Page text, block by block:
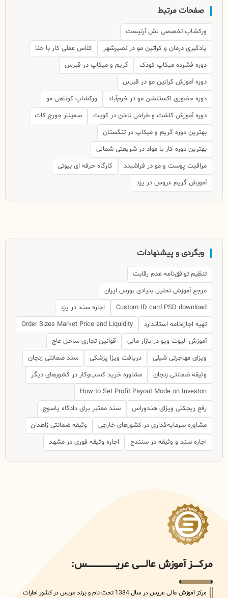
صفحات مرتبط
ورکشاپ تخصصی لش آرتیست
یادگیری درمان و کراتین مو در نصیرشهر
کلاس عملی کار با حنا
دوره فشرده میکاپ کودک
گریم و میکاپ در قبرس
دوره آموزش کراتین مو در قبرس
دوره حضوری اکستنشن مو در خرم‌آباد
ورکشاپ کوتاهی مو
دوره آموزش کاشت و طراحی ناخن در کویت
سمینار جورج کات
بهترین دوره گریم و میکاپ در تنگستان
بهترین دوره کار با مواد در شریعتی شمالی
مراقبت پوست و مو در فراشبند
کارگاه حرفه ای بیوتی
آموزش گریم عروس در یزد
وبگردی و پیشنهادات
تنظیم توافق‌نامه عدم رقابت
مرجع آموزش تحلیل بنیادی بورس ایران
Custom ID card PSD download
اجاره سند در یزد
تهیه اجازه‌نامه استاندارد
Order Sizes Market Price and Liquidity
آموزش الیوت ویو در بازار مالی
قوانین تجاری ساحل عاج
ویزای مهاجرتی شیلی
دریافت ویزا پزشکی
سند ضمانتی زنجان
وثیقه ضمانتی زنجان
مشاوره خرید کسب‌وکار در کشورهای دیگر
How to Set Profit Payout Mode on Investon
رفع ریجکتی ویزای هندوراس
سند معتبر برای دادگاه یاسوج
مشاوره سرمایه‌گذاری در کشورهای خارجی
وثیقه ضمانتی زاهدان
اجاره سند و وثیقه در سنندج
اجاره وثیقه فوری در مشهد
مرکــــــز آموزش عالــــــی عریــــــــــــــــــــــــــــس:
مرکز آموزش عالی عریس در سال 1384 تحت نام و برند عریس در کشور امارات